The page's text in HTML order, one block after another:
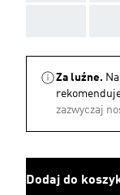
Za luźne.
zazwyczaj
Dodaj do